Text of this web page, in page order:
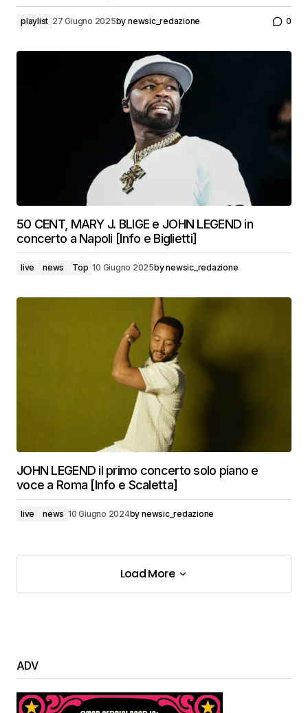
playlist 27 Giugno 2025by newsic_redazione 0
50 CENT, MARY J. BLIGE e JOHN LEGEND in
concerto a Napoli [Info e Biglietti]
live news Top 10 Giugno 2025bynewsic_redazione
JOHN LEGEND il primo concerto solo piano e
voce a Roma [Info e Scaletta]
live news 10 Giugno 2024by newsic_redazione
Load More
Load More
ADV